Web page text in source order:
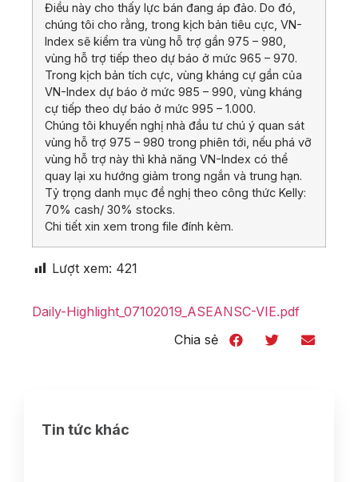
Điều này cho thấy lực bán đang áp đảo. Do đó,
chúng tôi cho rằng, trong kịch bản tiêu cực, VN-
Index sẽ kiểm tra vùng hỗ trợ gần 975 – 980,
vùng hỗ trợ tiếp theo dự báo ở mức 965 – 970.
Trong kịch bản tích cực, vùng kháng cự gần của
VN-Index dự báo ở mức 985 – 990, vùng kháng
cự tiếp theo dự báo ở mức 995 – 1.000.
Chúng tôi khuyến nghị nhà đầu tư chú ý quan sát
vùng hỗ trợ 975 – 980 trong phiên tới, nếu phá vỡ
vùng hỗ trợ này thì khả năng VN-Index có thể
quay lại xu hướng giảm trong ngắn và trung hạn.
Tỷ trọng danh mục đề nghị theo công thức Kelly:
70% cash/ 30% stocks.
Chi tiết xin xem trong file đính kèm.
Lượt xem: 421
Daily-Highlight_07102019_ASEANSC-VIE.pdf
Chia sẻ
Tin tức khác